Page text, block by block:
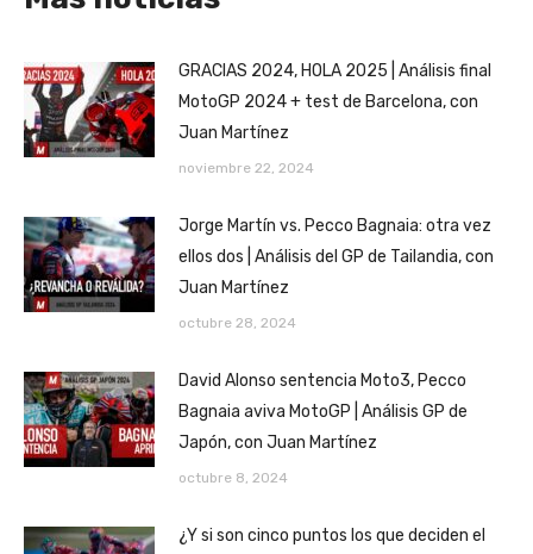
GRACIAS 2024, HOLA 2025 | Análisis final
MotoGP 2024 + test de Barcelona, con
Juan Martínez
noviembre 22, 2024
Jorge Martín vs. Pecco Bagnaia: otra vez
ellos dos | Análisis del GP de Tailandia, con
Juan Martínez
octubre 28, 2024
David Alonso sentencia Moto3, Pecco
Bagnaia aviva MotoGP | Análisis GP de
Japón, con Juan Martínez
octubre 8, 2024
¿Y si son cinco puntos los que deciden el